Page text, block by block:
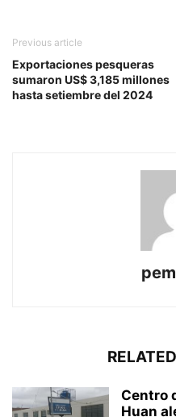
Previous article
Exportaciones pesqueras
sumaron US$ 3,185 millones
hasta setiembre del 2024
Centro
Huan